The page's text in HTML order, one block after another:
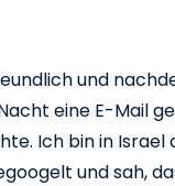
und
eine E-Mail
Ich bin in
und sah,